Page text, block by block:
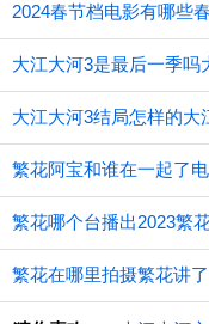
2024春节档电影有哪些
大江大河3是最后一季
大江大河3结局怎样的大
繁花阿宝和谁在一起了
繁花哪个台播出2023繁
繁花在哪里拍摄繁花讲